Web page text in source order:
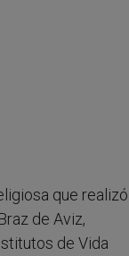
que realizó
de Aviz,
de Vida